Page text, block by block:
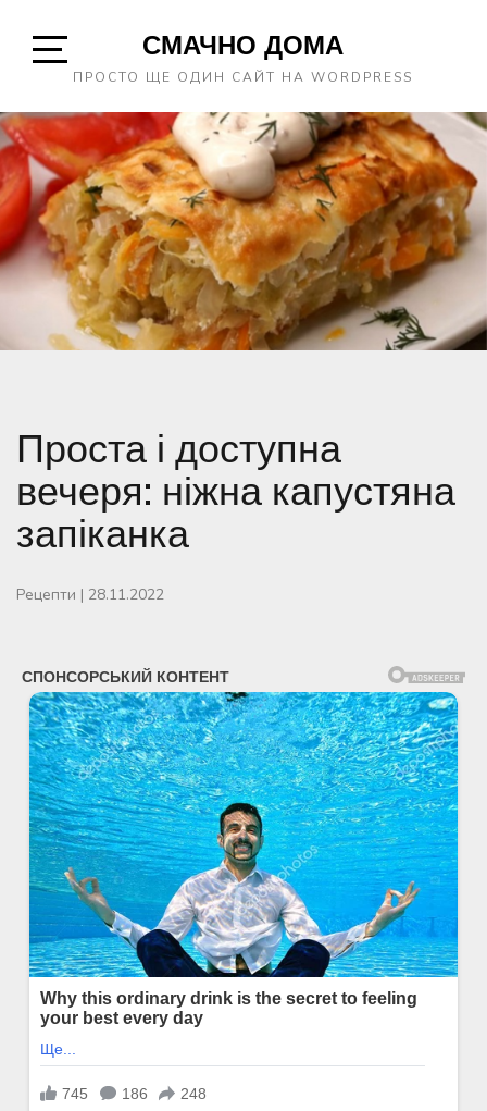
Open
Sidebar
СМАЧНО ДОМА
ПРОСТО ЩЕ ОДИН САЙТ НА WORDPRESS
Проста і доступна
вечеря: ніжна капустяна
запіканка
Рецепти | 28.11.2022